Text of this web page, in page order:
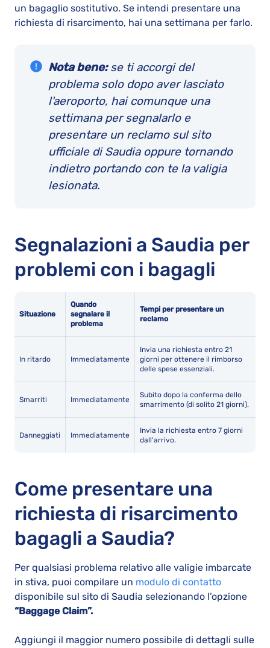
un bagaglio sostitutivo. Se intendi presentare una
richiesta di risarcimento, hai una settimana per farlo.
Nota bene:se ti accorgi del
problema solo dopo aver lasciato
l'aeroporto, hai comunque una
settimana per segnalarlo e
presentare un reclamo sul sito
ufficiale di Saudia oppure tornando
indietro portando con te la valigia
lesionata.
Segnalazioni a Saudia per
problemi con i bagagli
Situazione
Quando
segnalare il
problema
Tempi per presentare un
reclamo
In ritardo Immediatamente
Invia una richiesta entro 21
giorni per ottenere il rimborso
delle spese essenziali.
Smarriti Immediatamente
Subito dopo la conferma dello
smarrimento (di solito 21 giorni).
Danneggiati Immediatamente
Invia la richiesta entro 7 giorni
dall'arrivo.
Come presentare una
richiesta di risarcimento
bagagli a Saudia?
Per qualsiasi problema relativo alle valigie imbarcate
in stiva, puoi compilare un modulo di contatto
disponibile sul sito di Saudia selezionando l’opzione
“Baggage Claim”.
Aggiungi il maggior numero possibile di dettagli sulle